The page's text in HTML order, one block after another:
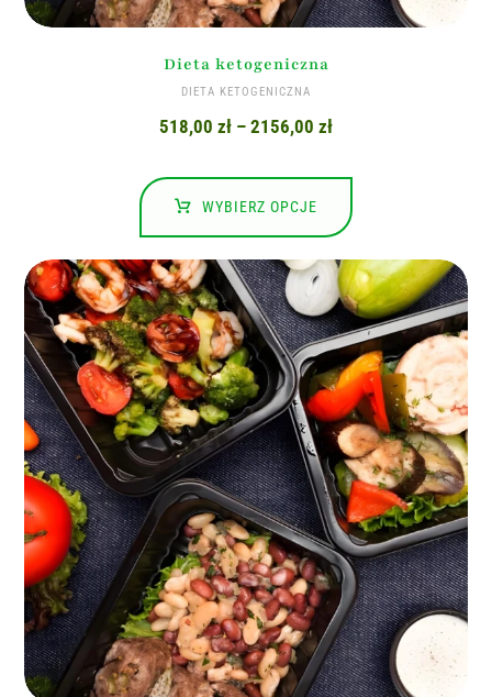
Dieta ketogeniczna
DIETA KETOGENICZNA
518,00 zł – 2156,00 zł
WYBIERZ OPCJE